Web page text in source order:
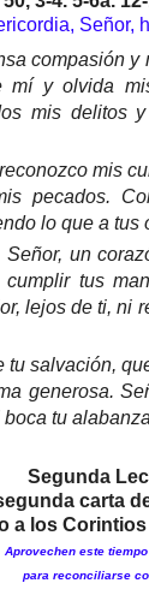
Señor,
compasión y
mí y olvida
mis delitos
mis
pecados.
lo que a tus
Señor, un
tus
lejos de ti, ni
tu salvación,
generosa.
boca tu
Segunda
carta
a los
Aprovechen este
para reconciliarse